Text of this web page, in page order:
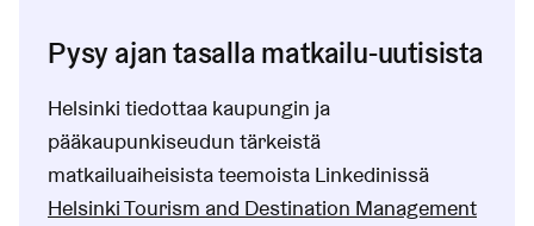
Pysy ajan tasalla matkailu-uutisista
Helsinki tiedottaa kaupungin ja
pääkaupunkiseudun tärkeistä
matkailuaiheisista teemoista Linkedinissä
Helsinki Tourism and Destination Management